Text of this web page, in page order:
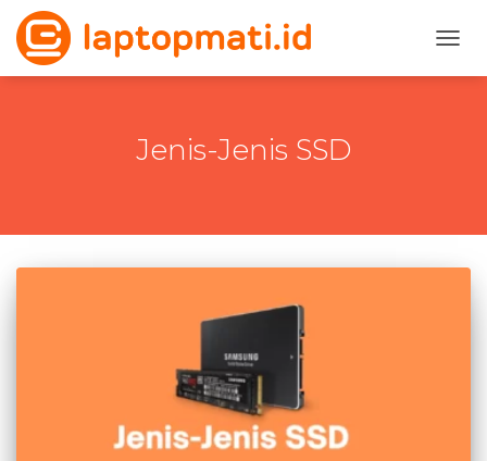
Jenis-Jenis SSD